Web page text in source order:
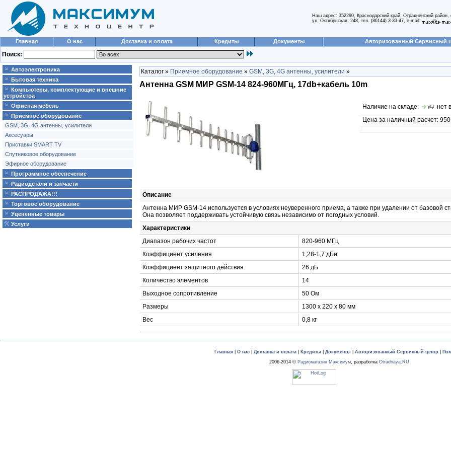
Наш адрес: 352290, Краснодарский край, Отрадненский район,
ул. Октябрьская, 248, тел. (86144) 3-33-47, e-mail:
Главная О нас Доставка и оплата Кредиты Документы Авторизованный Сервисный
Поиск:
Автоэлектроника
Бытовая техника
Компьютеры, комплектующие и внешние
устройства
Офисная мебель
Приемное оборудование
GSM, 3G, 4G антенны, усилители
Аксесуары
Приставки SMART TV
Спутниковое оборудование
Эфирное оборудование
Программное обеспечение
Радиодетали и запчасти
РАСПРОДАЖА!!!
Торговое оборудование
Уцененные товары
Услуги
Каталог » Приемное оборудование » GSM, 3G, 4G антенны, усилители »
Антенна GSM МИР GSM-14 824-960МГц, 17db+кабель 10m
Наличие на складе:
нет
Цена за наличный расчет:
Описание
Антенна МИР GSM-14 используется в условиях неуверенного приема, а также при удалении от базовой
Она позволяет поддерживать устойчивую связь независимо от погодных условий.
Характеристики
Диапазон рабочих частот
820-960 МГц
Коэффициент усиления
1,28-1,7 дБи
Коэффициент защитного действия
26 дБ
Количество элементов
14
Выходное сопротивление
50 Ом
Размеры
1300 х 220 х 80 мм
Вес
0,8 кг
Главная О нас Доставка и оплата Кредиты Документы Авторизованный Сервисный центр
2006-2014 © Радиомагазин Максимум, разработка Otradnaya.RU